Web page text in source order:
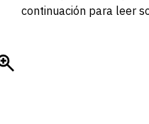
continuación para leer